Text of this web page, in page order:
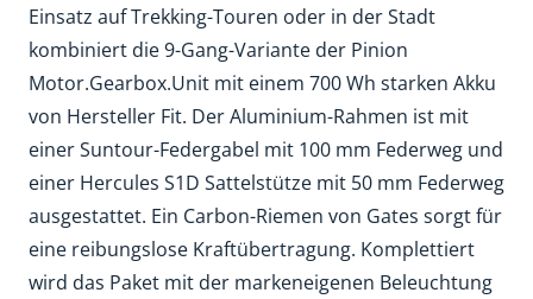
Einsatz auf Trekking-Touren oder in der Stadt
kombiniert die 9-Gang-Variante der Pinion
Motor.Gearbox.Unit mit einem 700 Wh starken Akku
von Hersteller Fit. Der Aluminium-Rahmen ist mit
einer Suntour-Federgabel mit 100 mm Federweg und
einer Hercules S1D Sattelstütze mit 50 mm Federweg
ausgestattet. Ein Carbon-Riemen von Gates sorgt für
eine reibungslose Kraftübertragung. Komplettiert
wird das Paket mit der markeneigenen Beleuchtung